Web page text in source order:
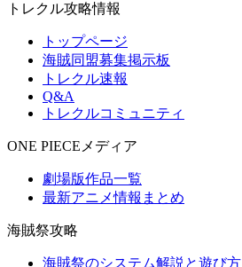
トレクル攻略情報
トップページ
海賊同盟募集掲示板
トレクル速報
Q&A
トレクルコミュニティ
ONE PIECEメディア
劇場版作品一覧
最新アニメ情報まとめ
海賊祭攻略
海賊祭のシステム解説と遊び方